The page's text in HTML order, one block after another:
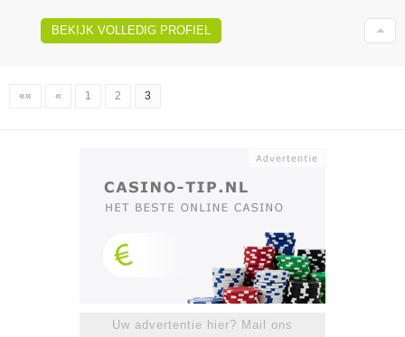
BEKIJK VOLLEDIG PROFIEL
«« « 1 2 3
Uw advertentie hier? Mail ons